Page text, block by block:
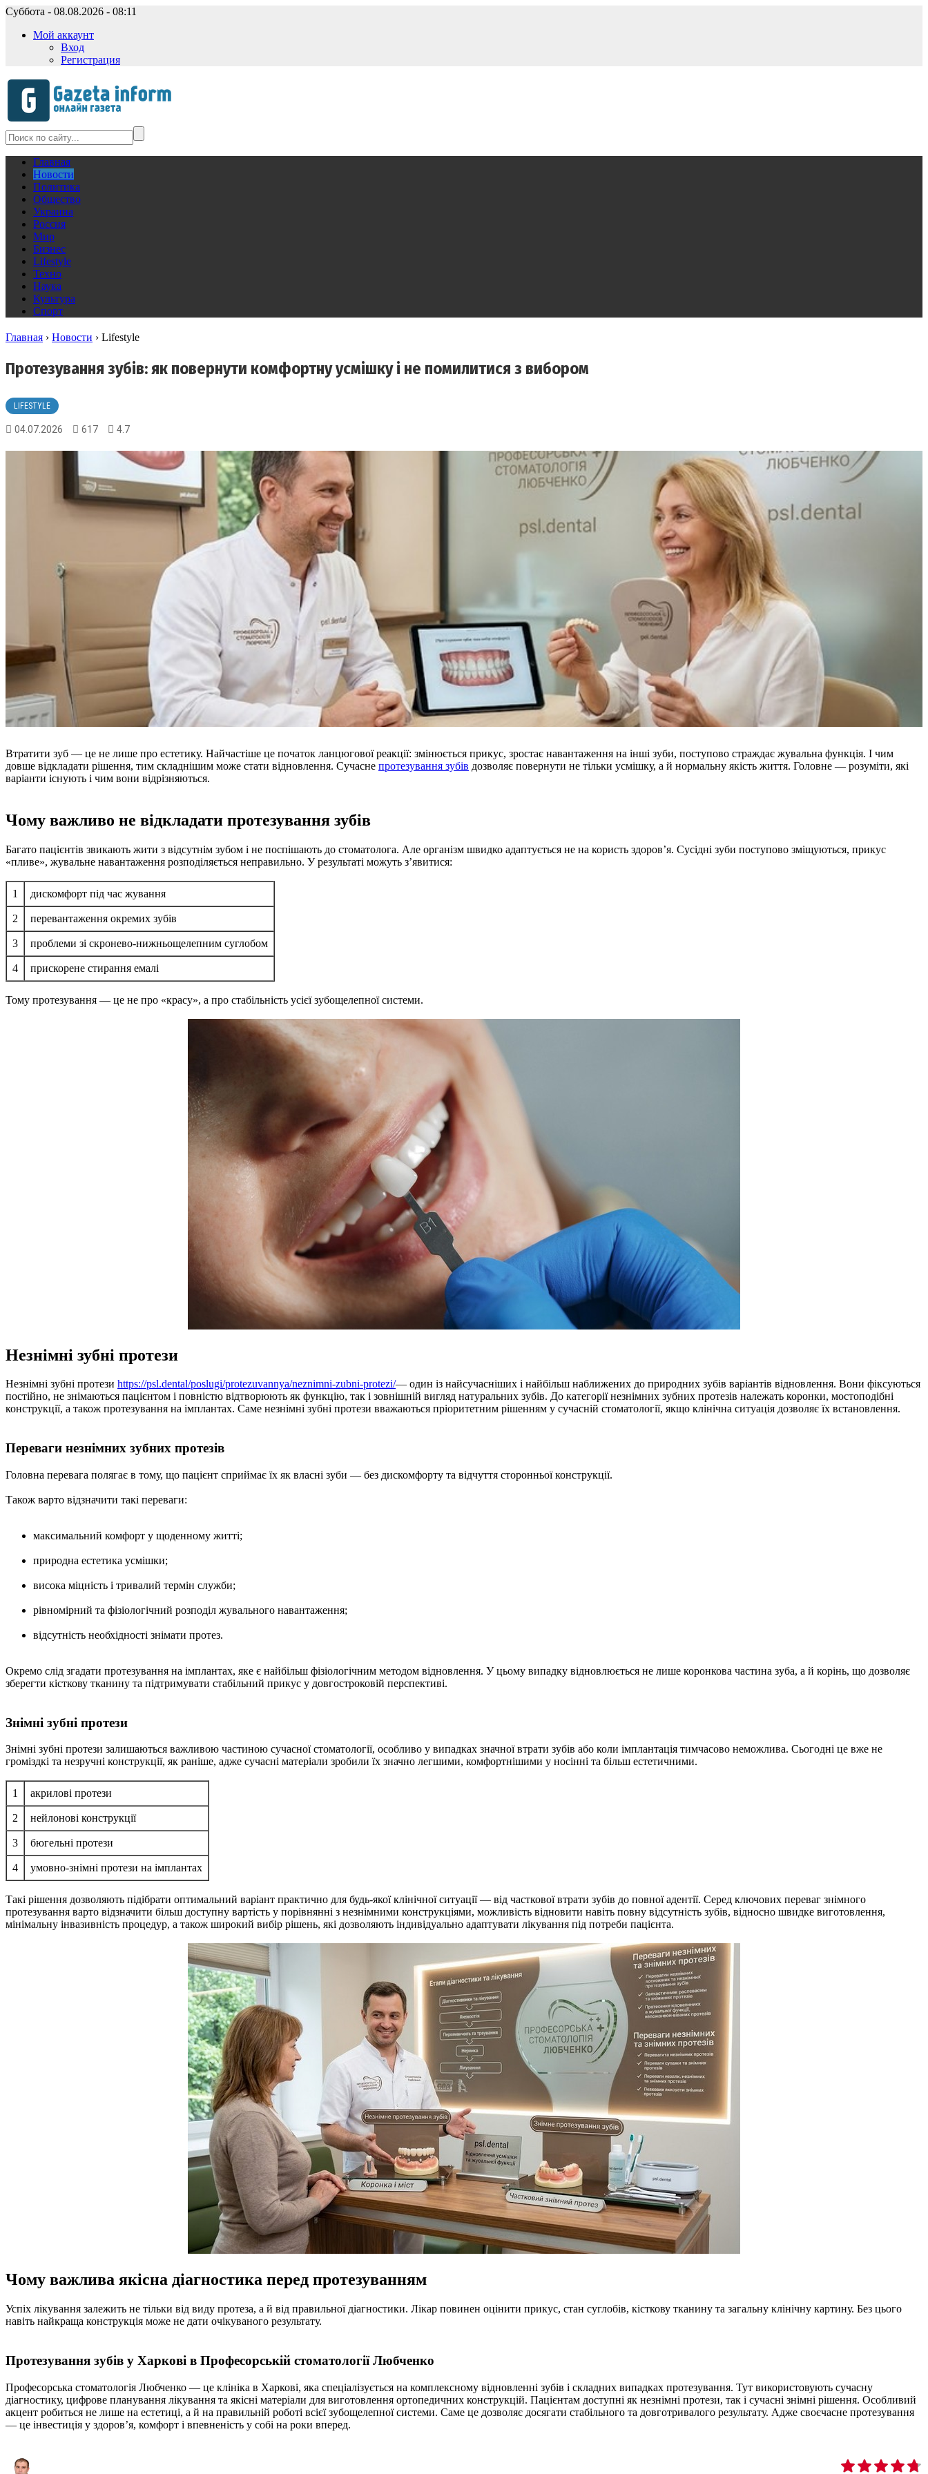
Суббота - 08.08.2026 - 08:11
Мой аккаунт
Вход
Регистрация
Главная
Новости
Политика
Общество
Украина
Россия
Мир
Бизнес
Lifestyle
Техно
Наука
Культура
Спорт
Главная › Новости › Lifestyle
Протезування зубів: як повернути комфортну усмішку і не помилитися з вибором
LIFESTYLE
04.07.2026 617 4.7
Втратити зуб — це не лише про естетику. Найчастіше це початок ланцюгової реакції: змінюється прикус, зростає навантаження на інші зуби, поступово страждає жувальна функція. І чим
довше відкладати рішення, тим складнішим може стати відновлення. Сучасне протезування зубів дозволяє повернути не тільки усмішку, а й нормальну якість життя. Головне — розуміти, які
варіанти існують і чим вони відрізняються.
Чому важливо не відкладати протезування зубів
Багато пацієнтів звикають жити з відсутнім зубом і не поспішають до стоматолога. Але організм швидко адаптується не на користь здоров’я. Сусідні зуби поступово зміщуються, прикус
«пливе», жувальне навантаження розподіляється неправильно. У результаті можуть з’явитися:
1 дискомфорт під час жування
2 перевантаження окремих зубів
3 проблеми зі скронево-нижньощелепним суглобом
4 прискорене стирання емалі
Тому протезування — це не про «красу», а про стабільність усієї зубощелепної системи.
Незнімні зубні протези
Незнімні зубні протези https://psl.dental/poslugi/protezuvannya/neznimni-zubni-protezi/— один із найсучасніших і найбільш наближених до природних зубів варіантів відновлення. Вони фіксуються
постійно, не знімаються пацієнтом і повністю відтворюють як функцію, так і зовнішній вигляд натуральних зубів. До категорії незнімних зубних протезів належать коронки, мостоподібні
конструкції, а також протезування на імплантах. Саме незнімні зубні протези вважаються пріоритетним рішенням у сучасній стоматології, якщо клінічна ситуація дозволяє їх встановлення.
Переваги незнімних зубних протезів
Головна перевага полягає в тому, що пацієнт сприймає їх як власні зуби — без дискомфорту та відчуття сторонньої конструкції.
Також варто відзначити такі переваги:
максимальний комфорт у щоденному житті;
природна естетика усмішки;
висока міцність і тривалий термін служби;
рівномірний та фізіологічний розподіл жувального навантаження;
відсутність необхідності знімати протез.
Окремо слід згадати протезування на імплантах, яке є найбільш фізіологічним методом відновлення. У цьому випадку відновлюється не лише коронкова частина зуба, а й корінь, що дозволяє
зберегти кісткову тканину та підтримувати стабільний прикус у довгостроковій перспективі.
Знімні зубні протези
Знімні зубні протези залишаються важливою частиною сучасної стоматології, особливо у випадках значної втрати зубів або коли імплантація тимчасово неможлива. Сьогодні це вже не
громіздкі та незручні конструкції, як раніше, адже сучасні матеріали зробили їх значно легшими, комфортнішими у носінні та більш естетичними.
1 акрилові протези
2 нейлонові конструкції
3 бюгельні протези
4 умовно-знімні протези на імплантах
Такі рішення дозволяють підібрати оптимальний варіант практично для будь-якої клінічної ситуації — від часткової втрати зубів до повної адентії. Серед ключових переваг знімного
протезування варто відзначити більш доступну вартість у порівнянні з незнімними конструкціями, можливість відновити навіть повну відсутність зубів, відносно швидке виготовлення,
мінімальну інвазивність процедур, а також широкий вибір рішень, які дозволяють індивідуально адаптувати лікування під потреби пацієнта.
Чому важлива якісна діагностика перед протезуванням
Успіх лікування залежить не тільки від виду протеза, а й від правильної діагностики. Лікар повинен оцінити прикус, стан суглобів, кісткову тканину та загальну клінічну картину. Без цього
навіть найкраща конструкція може не дати очікуваного результату.
Протезування зубів у Харкові в Професорській стоматології Любченко
Професорська стоматологія Любченко — це клініка в Харкові, яка спеціалізується на комплексному відновленні зубів і складних випадках протезування. Тут використовують сучасну
діагностику, цифрове планування лікування та якісні матеріали для виготовлення ортопедичних конструкцій. Пацієнтам доступні як незнімні протези, так і сучасні знімні рішення. Особливий
акцент робиться не лише на естетиці, а й на правильній роботі всієї зубощелепної системи. Саме це дозволяє досягати стабільного та довготривалого результату. Адже своєчасне протезування
— це інвестиція у здоров’я, комфорт і впевненість у собі на роки вперед.